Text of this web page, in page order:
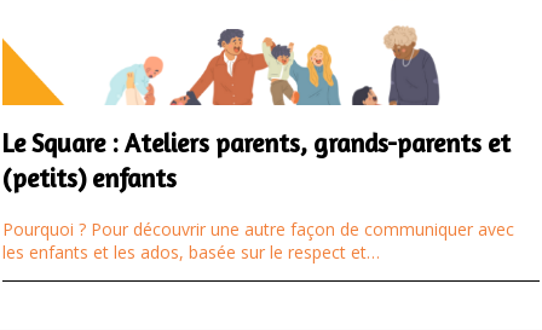
Le Square : Ateliers parents, grands-parents et
(petits) enfants
Pourquoi ? Pour découvrir une autre façon de communiquer avec
les enfants et les ados, basée sur le respect et…